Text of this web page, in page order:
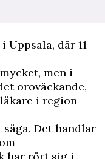
Uppsala, där 11
men i
oroväckande,
i region
Det handlar